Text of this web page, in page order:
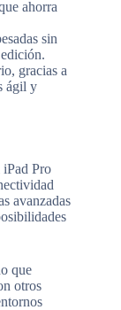
ahorra
sin
gracias a
ágil y
Pro
avanzadas
que
otros